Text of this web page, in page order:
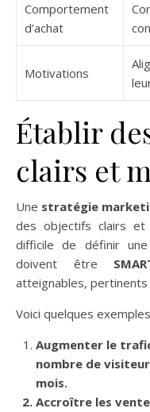
Comportement
d’achat
Motivations
Établir
clairs et
Une stratégie
des objectifs clairs et
difficile de définir
doivent être
atteignables,
Voici quelques
Augmenter le
nombre de
mois.
Accroître les